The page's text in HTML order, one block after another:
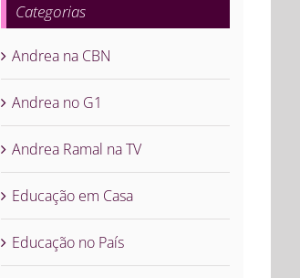
Categorias
Andrea na CBN
Andrea no G1
Andrea Ramal na TV
Educação em Casa
Educação no País